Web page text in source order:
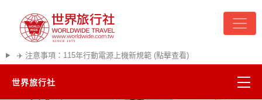
✈️ 注意事項：115年行動電源上機新規範 (點擊查看)
世界旅行社